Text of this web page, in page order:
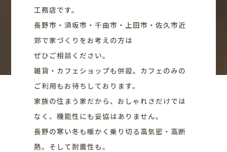
工務店です。
長野市・須坂市・千曲市・上田市・佐久市近
郊で家づくりをお考えの方は
ぜひご相談ください。
雑貨・カフェショップも併設。カフェのみの
ご利用もお待ちしております。
家族の住まう家だから、おしゃれさだけでは
なく、機能性にも妥協はありません。
長野の寒い冬も暖かく乗り切る高気密・高断
熱。そして耐震性も。